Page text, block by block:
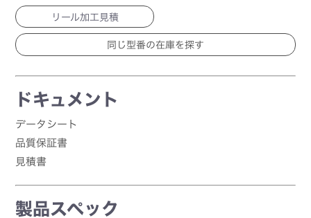
リール加工見積
ドキュメント
データシート
品質保証書
見積書
製品スペック